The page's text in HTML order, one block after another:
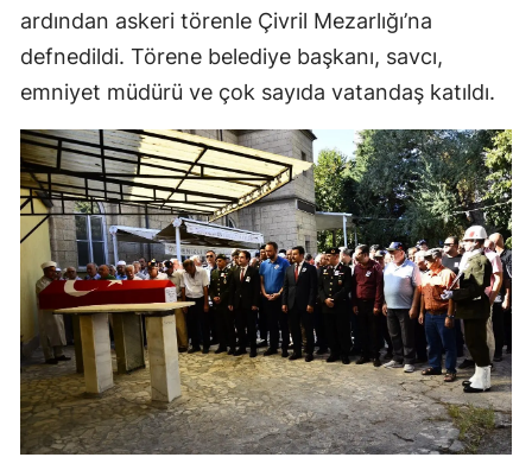
ardından askeri törenle Çivril Mezarlığı’na
defnedildi. Törene belediye başkanı, savcı,
emniyet müdürü ve çok sayıda vatandaş katıldı.